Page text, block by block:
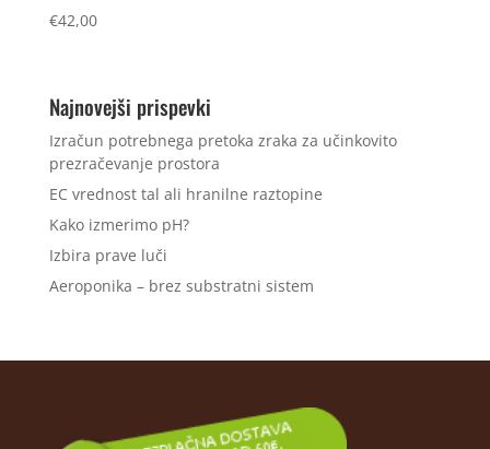
€42,00
Najnovejši prispevki
Izračun potrebnega pretoka zraka za učinkovito
prezračevanje prostora
EC vrednost tal ali hranilne raztopine
Kako izmerimo pH?
Izbira prave luči
Aeroponika – brez substratni sistem